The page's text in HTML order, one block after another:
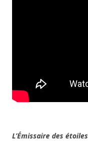
L’Émissaire des étoiles